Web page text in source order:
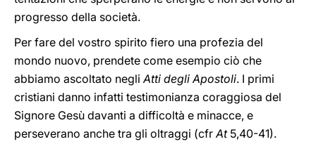
progresso della società.
Per fare del vostro spirito fiero una profezia del
mondo nuovo, prendete come esempio ciò che
abbiamo ascoltato negliAtti degli Apostoli. I primi
cristiani danno infatti testimonianza coraggiosa del
Signore Gesù davanti a difficoltà e minacce, e
perseverano anche tra gli oltraggi (cfrAt5,40-41).